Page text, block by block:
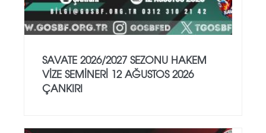
SAVATE 2026/2027 SEZONU HAKEM
VİZE SEMİNERİ 12 AĞUSTOS 2026
ÇANKIRI